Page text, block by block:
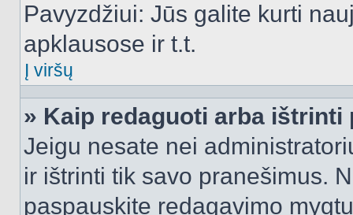
Pavyzdžiui: Jūs galite kurti
apklausose ir t.t.
Į viršų
» Kaip redaguoti arba ištrinti
Jeigu nesate nei
ir ištrinti tik savo pranešimus.
paspauskite redagavimo